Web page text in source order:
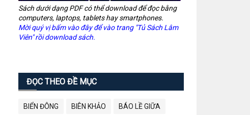
Sách dưới dạng PDF có thể download để đọc bằng
computers, laptops, tablets hay smartphones.
Mời quý vị bấm vào đây để vào trang "Tủ Sách Lâm
Viên" rồi download sách.
ĐỌC THEO ĐỀ MỤC
BIỂN ĐÔNG BIÊN KHẢO BÁO LỀ GIỮA